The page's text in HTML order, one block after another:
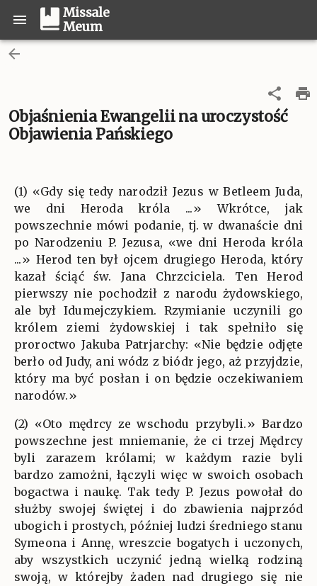
Missale
Meum
Objaśnienia Ewangelii na uroczystość
Objawienia Pańskiego
(1) «Gdy się tedy narodził Jezus w Betleem Juda,
we dni Heroda króla ...» Wkrótce, jak
powszechnie mówi podanie, tj. w dwanaście dni
po Narodzeniu P. Jezusa, «we dni Heroda króla
...» Herod ten był ojcem drugiego Heroda, który
kazał ściąć św. Jana Chrzciciela. Ten Herod
pierwszy nie pochodził z narodu żydowskiego,
ale był Idumejczykiem. Rzymianie uczynili go
królem ziemi żydowskiej i tak spełniło się
proroctwo Jakuba Patrjarchy: «Nie będzie odjęte
berło od Judy, ani wódz z biódr jego, aż przyjdzie,
który ma być posłan i on będzie oczekiwaniem
narodów.»
(2) «Oto mędrcy ze wschodu przybyli.» Bardzo
powszechne jest mniemanie, że ci trzej Mędrcy
byli zarazem królami; w każdym razie byli
bardzo zamożni, łączyli więc w swoich osobach
bogactwa i naukę. Tak tedy P. Jezus powołał do
służby swojej świętej i do zbawienia najprzód
ubogich i prostych, później ludzi średniego stanu
Symeona i Annę, wreszcie bogatych i uczonych,
aby wszystkich uczynić jedną wielką rodziną
swoją, w którejby żaden nad drugiego się nie